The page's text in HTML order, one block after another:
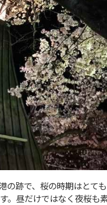
跡で、桜の時期はとて
。昼だけではなく夜桜も